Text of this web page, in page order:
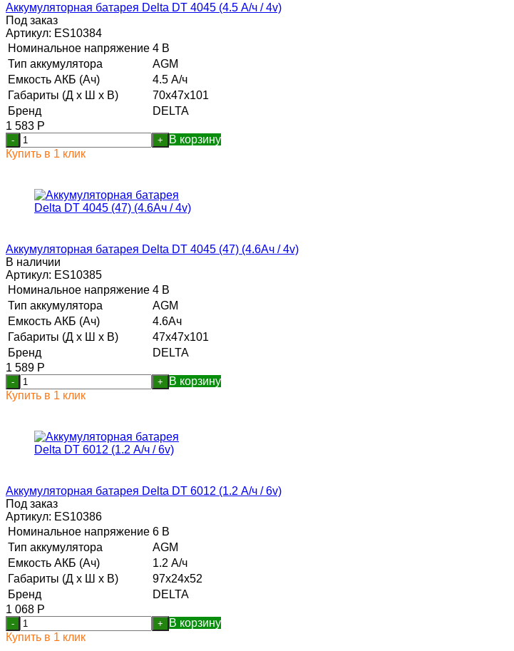
Аккумуляторная батарея Delta DT 4045 (4.5 А/ч / 4v)
Под заказ
Артикул: ES10384
Номинальное напряжение 4 В
Тип аккумулятора
AGM
Емкость АКБ (Ач)
4.5 А/ч
Габариты (Д х Ш х В)
70x47x101
Бренд
DELTA
1 583 Р
- +
В корзину
Купить в 1 клик
Аккумуляторная батарея Delta DT 4045 (47) (4.6Ач / 4v)
В наличии
Артикул: ES10385
Номинальное напряжение 4 В
Тип аккумулятора
AGM
Емкость АКБ (Ач)
4.6Ач
Габариты (Д х Ш х В)
47x47x101
Бренд
DELTA
1 589 Р
- +
В корзину
Купить в 1 клик
Аккумуляторная батарея Delta DT 6012 (1.2 А/ч / 6v)
Под заказ
Артикул: ES10386
Номинальное напряжение 6 В
Тип аккумулятора
AGM
Емкость АКБ (Ач)
1.2 А/ч
Габариты (Д х Ш х В)
97x24x52
Бренд
DELTA
1 068 Р
- +
В корзину
Купить в 1 клик